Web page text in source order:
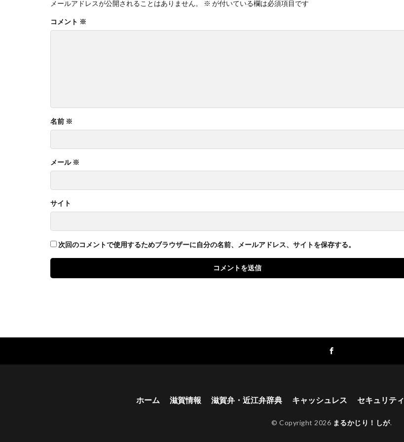
メールアドレスが公開されることはありません。 ※ が付いている欄は必須項目です
コメント ※
名前 ※
メール ※
サイト
次回のコメントで使用するためブラウザーに自分の名前、メールアドレス、サイトを保存する。
ホーム 滋賀情報 滋賀弁・近江弁辞典 キャッシュレス セキュリティ
© Copyright 2026 まるかじり！しが.